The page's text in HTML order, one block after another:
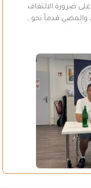
ضرورة الالتفاف
والمضي قدماً نحو…